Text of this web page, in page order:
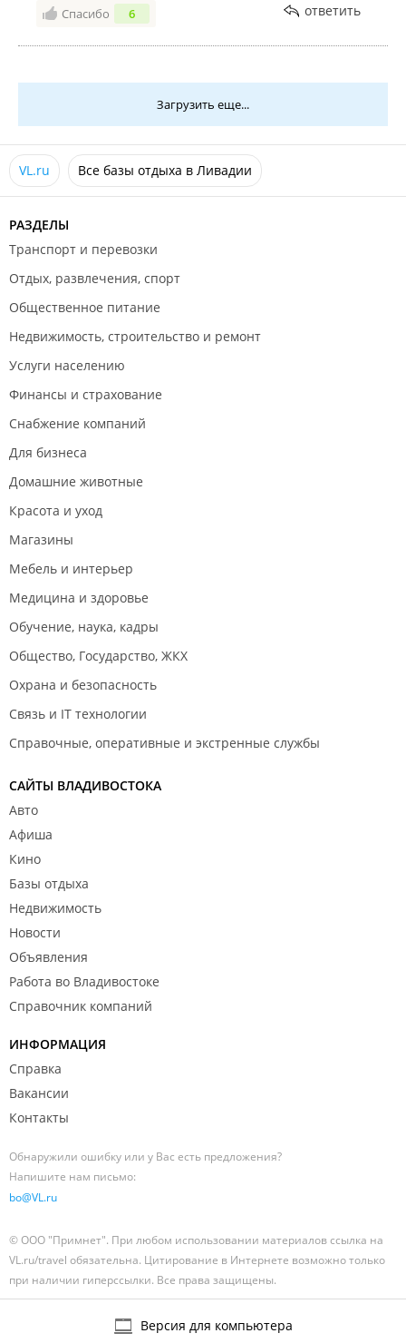
Спасибо 6 ответить
Загрузить еще...
VL.ru Все базы отдыха в Ливадии
РАЗДЕЛЫ
Транспорт и перевозки
Отдых, развлечения, спорт
Общественное питание
Недвижимость, строительство и ремонт
Услуги населению
Финансы и страхование
Снабжение компаний
Для бизнеса
Домашние животные
Красота и уход
Магазины
Мебель и интерьер
Медицина и здоровье
Обучение, наука, кадры
Общество, Государство, ЖКХ
Охрана и безопасность
Связь и IT технологии
Справочные, оперативные и экстренные службы
САЙТЫ ВЛАДИВОСТОКА
Авто
Афиша
Кино
Базы отдыха
Недвижимость
Новости
Объявления
Работа во Владивостоке
Справочник компаний
ИНФОРМАЦИЯ
Справка
Вакансии
Контакты
Обнаружили ошибку или у Вас есть предложения?
Напишите нам письмо:
bo@VL.ru
© ООО "Примнет". При любом использовании материалов ссылка на
VL.ru/travel обязательна. Цитирование в Интернете возможно только
при наличии гиперссылки. Все права защищены.
Версия для компьютера